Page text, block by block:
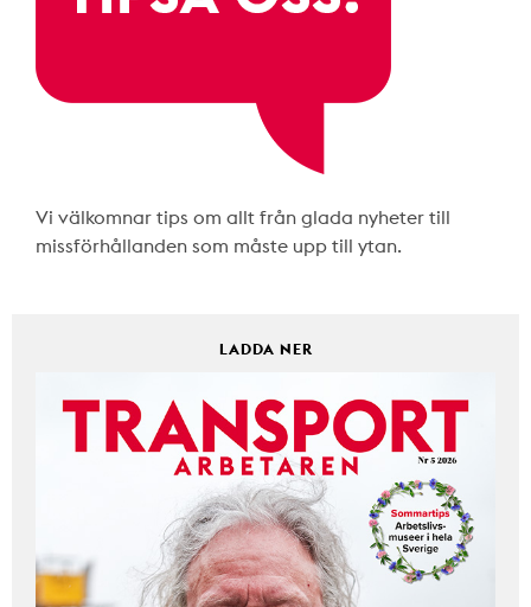
Vi välkomnar tips om allt från glada nyheter till
missförhållanden som måste upp till ytan.
LADDA NER